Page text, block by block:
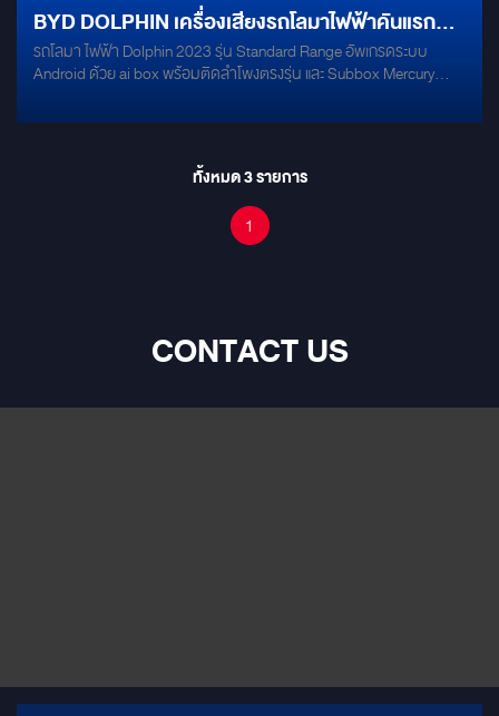
BYD DOLPHIN เครื่องเสียงรถโลมาไฟฟ้าคันแรก
ของเมืองไทย ระบบจอ ANDROID พร้อมติดตั้งชุด
รถโลมา ไฟฟ้า Dolphin 2023 รุ่น Standard Range อัพเกรดระบบ
Android ด้วย ai box พร้อมติดลำโพงตรงรุ่น และ Subbox Mercury
ทั้งหมด3รายการ
1
CONTACT US